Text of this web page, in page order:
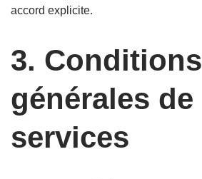
accord explicite.
3. Conditions
générales de
services